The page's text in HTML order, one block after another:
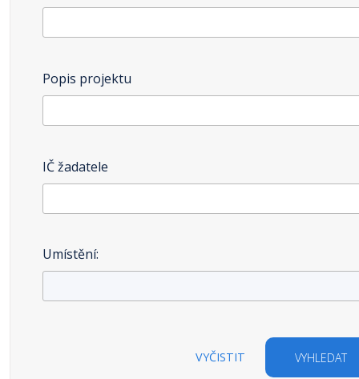
Popis projektu
IČ žadatele
Umístění:
VYČISTIT VYHLEDAT